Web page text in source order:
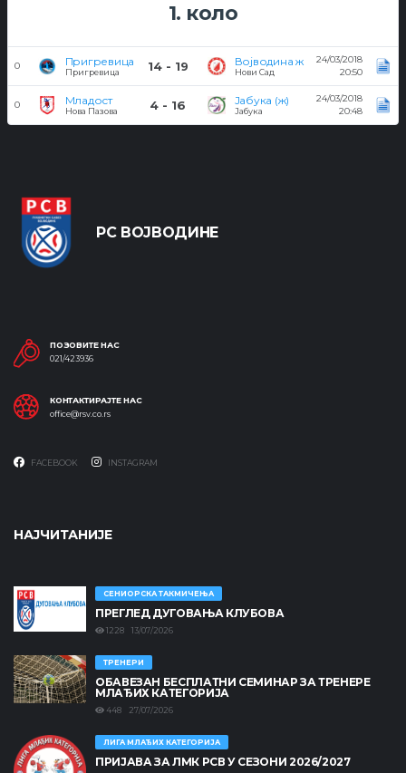
1. коло
0 Пригревица
Пригревица 14 - 19 Војводина ж
Нови Сад
24/03/2018
20:50
0 Младост
Нова Пазова 4 - 16 Јабука (ж)
Јабука
24/03/2018
20:48
РС ВОЈВОДИНЕ
ПОЗОВИТЕ НАС
021/423936
КОНТАКТИРАЈТЕ НАС
office@rsv.co.rs
FACEBOOK INSTAGRAM
НАЈЧИТАНИЈЕ
СЕНИОРСКА ТАКМИЧЕЊА
ПРЕГЛЕД ДУГОВАЊА КЛУБОВА
1228 13/07/2026
ТРЕНЕРИ
ОБАВЕЗАН БЕСПЛАТНИ СЕМИНАР ЗА ТРЕНЕРЕ
МЛАЂИХ КАТЕГОРИЈА
448 27/07/2026
ЛИГА МЛАЂИХ КАТЕГОРИЈА
ПРИЈАВА ЗА ЛМК РСВ У СЕЗОНИ 2026/2027